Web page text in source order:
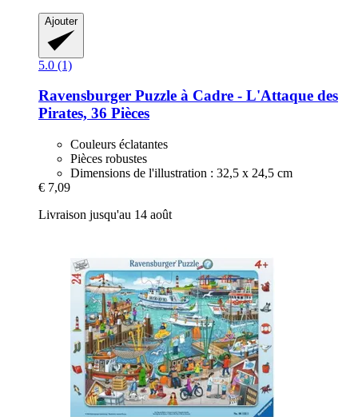
Ajouter
5.0 (1)
Ravensburger Puzzle à Cadre -​ L'Attaque des
Pirates, 36 Pièces
Couleurs éclatantes
Pièces robustes
Dimensions de l'illustration : 32,5 x 24,5 cm
€ 7,09
Livraison jusqu'au 14 août